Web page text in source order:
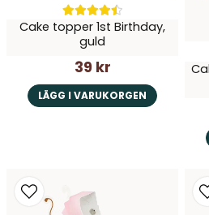
Cake topper 1st Birthday,
guld
39 kr
LÄGG I VARUKORGEN